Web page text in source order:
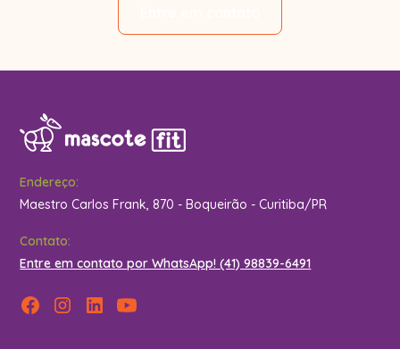
Endereço:
Maestro Carlos Frank, 870 - Boqueirão - Curitiba/PR
Contato:
Entre em contato por WhatsApp! (41) 98839-6491